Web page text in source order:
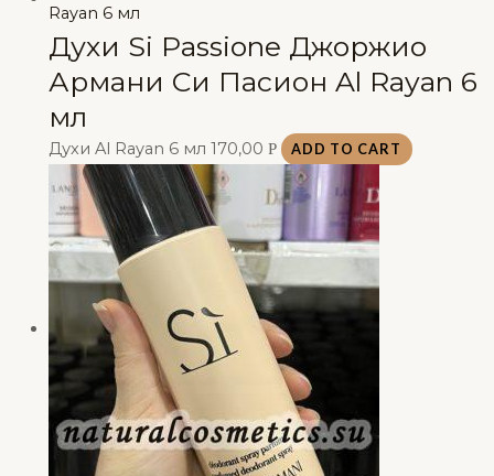
Духи Si Passione Джоржио
Армани Си Пасион Al Rayan 6
мл
Духи Al Rayan 6 мл 170,00 Р ADD TO CART